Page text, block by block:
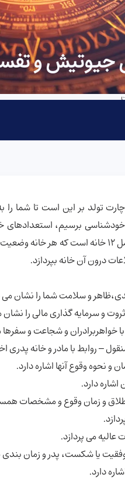
و
تولد بر این است تا شما را
برسیم، استعدادهای
اقدامی دست به کار شویم، چارت تولد
درون آن خانه بپردازد.
و سلامت شما را نشان
و سرمایه گذاری مالی را
و شجاعت و سفرها
– روابط با مادر و خانه پدری
نحوه وقوع آنها اشاره دارد.
دارد.
و زمان وقوع و مشخصات
عالیه می پردازد.
یا شکست، پدر و زمان بندی
دارد.